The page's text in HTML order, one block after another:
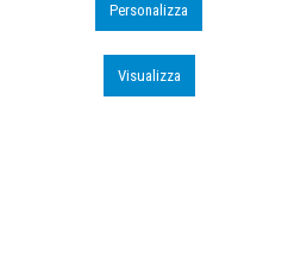
Personalizza
Visualizza